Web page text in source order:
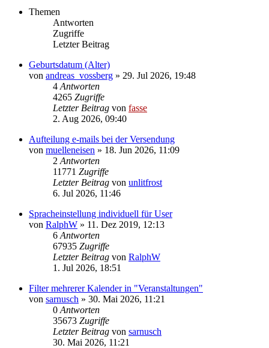
Themen
Antworten
Zugriffe
Letzter Beitrag
Geburtsdatum (Alter)
von andreas_vossberg » 29. Jul 2026, 19:48
4 Antworten
4265 Zugriffe
Letzter Beitrag von fasse
2. Aug 2026, 09:40
Aufteilung e-mails bei der Versendung
von muelleneisen » 18. Jun 2026, 11:09
2 Antworten
11771 Zugriffe
Letzter Beitrag von unlitfrost
6. Jul 2026, 11:46
Spracheinstellung individuell für User
von RalphW » 11. Dez 2019, 12:13
6 Antworten
67935 Zugriffe
Letzter Beitrag von RalphW
1. Jul 2026, 18:51
Filter mehrerer Kalender in "Veranstaltungen"
von sarnusch » 30. Mai 2026, 11:21
0 Antworten
35673 Zugriffe
Letzter Beitrag von sarnusch
30. Mai 2026, 11:21